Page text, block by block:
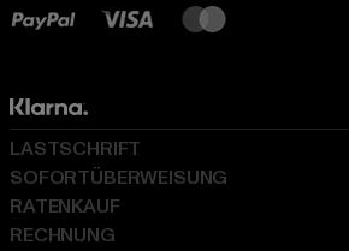
LASTSCHRIFT
SOFORTÜBERWEISUNG
RATENKAUF
RECHNUNG